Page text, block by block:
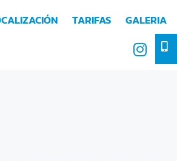
TARIFAS GALERIA